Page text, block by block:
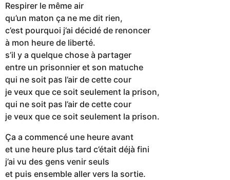
Respirer le même air
qu’un maton ça ne me dit rien,
c’est pourquoi j’ai décidé de renoncer
à mon heure de liberté.
s’il y a quelque chose à partager
entre un prisonnier et son matuche
qui ne soit pas l’air de cette cour
je veux que ce soit seulement la prison,
qui ne soit pas l’air de cette cour
je veux que ce soit seulement la prison.
Ça a commencé une heure avant
et une heure plus tard c’était déjà fini
j’ai vu des gens venir seuls
et puis ensemble aller vers la sortie.